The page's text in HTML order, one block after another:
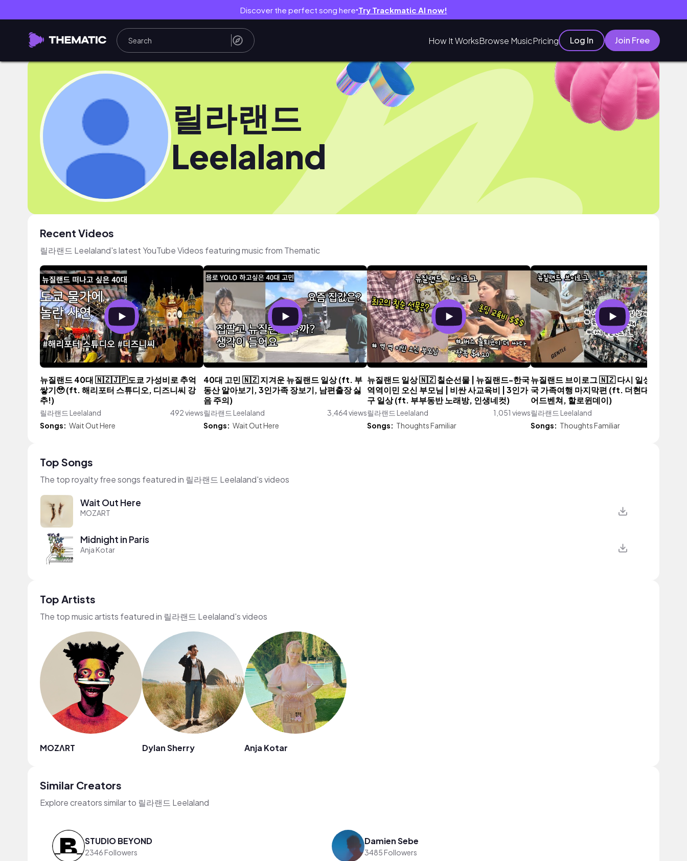
Discover the perfect song here● Try Trackmatic AI now!
How It WorksBrowse MusicPricing Log In Join Free
릴라랜드
Leelaland
Recent Videos
릴라랜드 Leelaland's latest YouTube Videos featuring music from Thematic
뉴질랜드 40대 🇳🇿🇯🇵도쿄 가성비로 추억
쌓기🥹 (ft. 해리포터 스튜디오, 디즈니씨 강
추!)
릴라랜드 Leelaland
492 views
Songs: Wait Out Here
40대 고민 🇳🇿 지겨운 뉴질랜드 일상 (ft. 부
동산 알아보기, 3인가족 장보기, 남편출장 싫
음 주의)
릴라랜드 Leelaland
3,464 views
Songs: Wait Out Here
뉴질랜드 일상 🇳🇿 칠순선물 | 뉴질랜드-한국
역역이민 오신 부모님 | 비싼 사교육비 | 3인가
구 일상 (ft. 부부동반 노래방, 인생네컷)
릴라랜드 Leelaland
1,051 views
Songs: Thoughts Familiar
뉴질랜드 브이로그 🇳🇿 다시 일상으로 🇰🇷
국 가족여행 마지막편 (ft. 더현대, 롯데월드
어드벤쳐, 할로윈데이)
릴라랜드 Leelaland
Songs: Thoughts Familiar
Top Songs
The top royalty free songs featured in 릴라랜드 Leelaland's videos
Wait Out Here
MOZART
Midnight in Paris
Anja Kotar
Top Artists
The top music artists featured in 릴라랜드 Leelaland's videos
MOZΛRT Dylan Sherry Anja Kotar
Similar Creators
Explore creators similar to 릴라랜드 Leelaland
STUDIO BEYOND
2346 Followers
Damien Sebe
3485 Followers